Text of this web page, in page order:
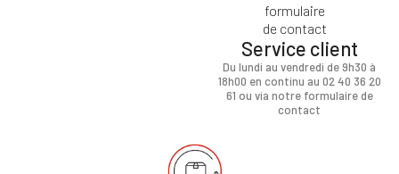
Service client
Du lundi au vendredi de 9h30 à
18h00 en continu au 02 40 36 20
61 ou via notre formulaire de
contact